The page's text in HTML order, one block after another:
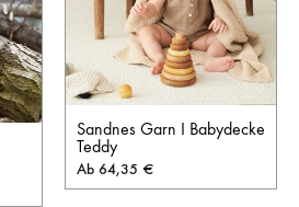
Sandnes Garn I Babydecke
Teddy
Ab 64,35 €